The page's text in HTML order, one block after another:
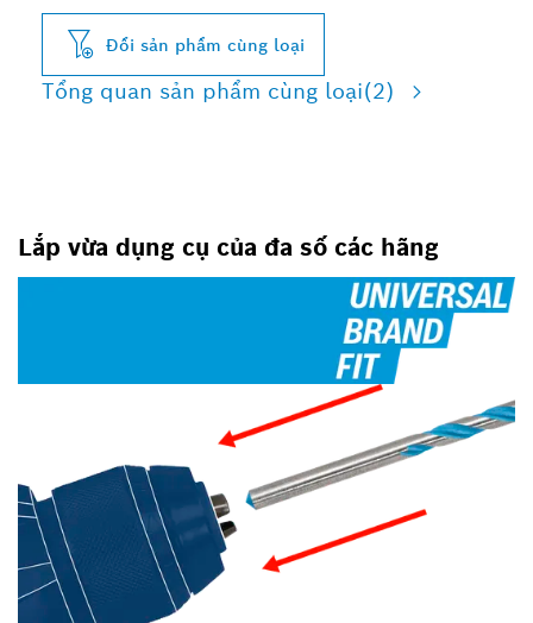
Đổi sản phẩm cùng loại
Tổng quan sản phẩm cùng loại(2)
Lắp vừa dụng cụ của đa số các hãng